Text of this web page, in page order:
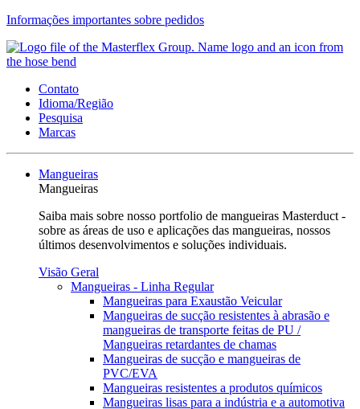
Informações importantes sobre pedidos
Contato
Idioma/Região
Pesquisa
Marcas
Mangueiras
Mangueiras
Saiba mais sobre nosso portfolio de mangueiras Masterduct -
sobre as áreas de uso e aplicações das mangueiras, nossos
últimos desenvolvimentos e soluções individuais.
Visão Geral
Mangueiras - Linha Regular
Mangueiras para Exaustão Veicular
Mangueiras de sucção resistentes à abrasão e
mangueiras de transporte feitas de PU /
Mangueiras retardantes de chamas
Mangueiras de sucção e mangueiras de
PVC/EVA
Mangueiras resistentes a produtos químicos
Mangueiras lisas para a indústria e a automotiva